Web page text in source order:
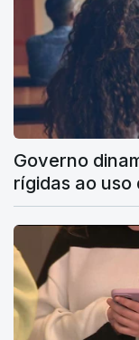
Governo
rígidas ao uso